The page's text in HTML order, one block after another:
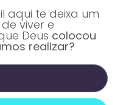
aqui te deixa um
viver e
Deus colocou
realizar?